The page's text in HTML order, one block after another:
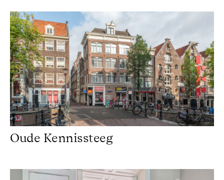
Oude Kennissteeg
Oude Kennissteeg
Okeghemstraat binnenschilderwerk